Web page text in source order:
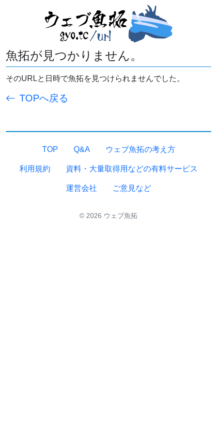
魚拓が見つかりません。
そのURLと日時で魚拓を見つけられませんでした。
TOPへ戻る
TOP Q&A ウェブ魚拓の考え方
利用規約 資料・大量取得用などの有料サービス
運営会社 ご意見など
© 2026 ウェブ魚拓